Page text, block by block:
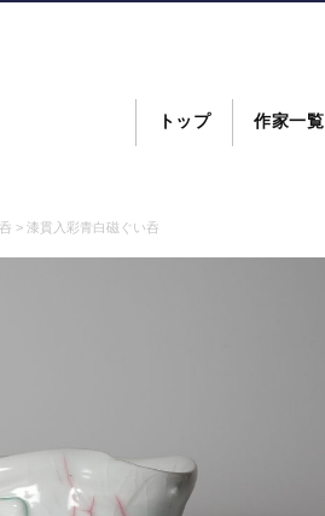
トップ 作家一覧
> 漆貫入彩青白磁ぐい呑